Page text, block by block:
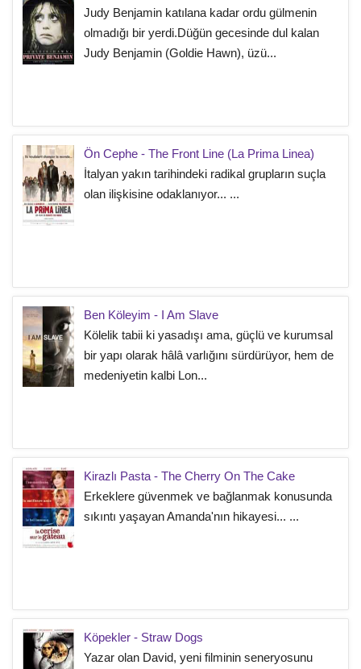
Judy Benjamin katılana kadar ordu gülmenin
olmadığı bir yerdi.Düğün gecesinde dul kalan
Judy Benjamin (Goldie Hawn), üzü...
Ön Cephe - The Front Line (La Prima Linea)
İtalyan yakın tarihindeki radikal grupların suçla
olan ilişkisine odaklanıyor... ...
Ben Köleyim - I Am Slave
Kölelik tabii ki yasadışı ama, güçlü ve kurumsal
bir yapı olarak hâlâ varlığını sürdürüyor, hem de
medeniyetin kalbi Lon...
Kirazlı Pasta - The Cherry On The Cake
Erkeklere güvenmek ve bağlanmak konusunda
sıkıntı yaşayan Amanda'nın hikayesi... ...
Köpekler - Straw Dogs
Yazar olan David, yeni filminin seneryosunu